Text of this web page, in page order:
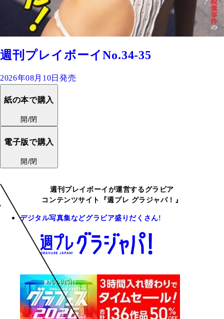
週刊プレイボーイNo.34-35
2026年08月10日発売
紙の本で購入
開/閉
電子版で購入
開/閉
週刊プレイボーイが運営するグラビア
コンテンツサイト『週プレ グラジャパ！』
デジタル写真集などグラビア盛りだくさん!